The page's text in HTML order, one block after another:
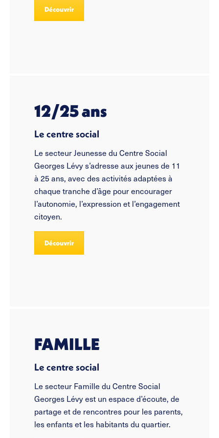
Découvrir
12/25 ans
Le centre social
Le secteur Jeunesse du Centre Social
Georges Lévy s’adresse aux jeunes de 11
à 25 ans, avec des activités adaptées à
chaque tranche d’âge pour encourager
l’autonomie, l’expression et l’engagement
citoyen.
Découvrir
FAMILLE
Le centre social
Le secteur Famille du Centre Social
Georges Lévy est un espace d’écoute, de
partage et de rencontres pour les parents,
les enfants et les habitants du quartier.